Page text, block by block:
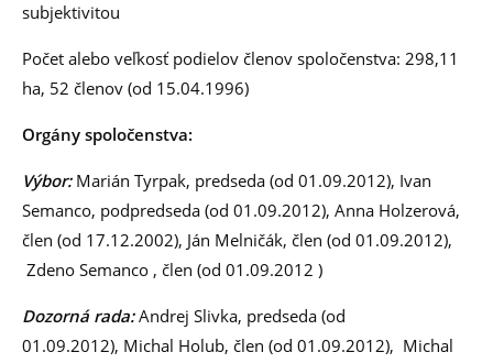
subjektivitou
Počet alebo veľkosť podielov členov spoločenstva: 298,11
ha, 52 členov (od 15.04.1996)
Orgány spoločenstva:
Výbor: Marián Tyrpak, predseda (od 01.09.2012), Ivan
Semanco, podpredseda (od 01.09.2012), Anna Holzerová,
člen (od 17.12.2002), Ján Melničák, člen (od 01.09.2012),
Zdeno Semanco , člen (od 01.09.2012 )
Dozorná rada:Andrej Slivka, predseda (od
01.09.2012), Michal Holub, člen (od 01.09.2012), Michal